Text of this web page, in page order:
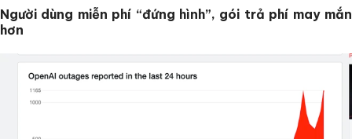
Người dùng miễn phí “đứng hình”, gói trả phí may mắn
hơn